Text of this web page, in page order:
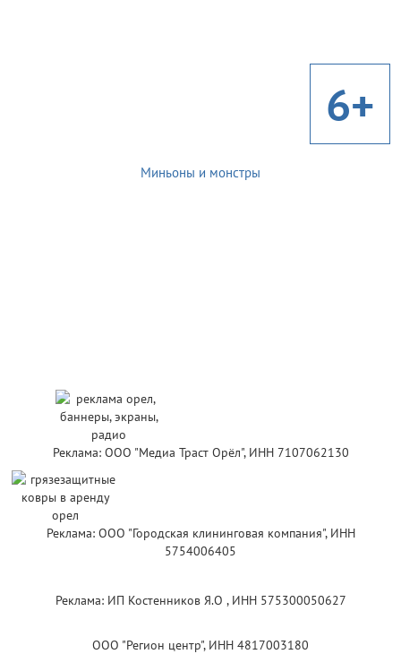
6+
Миньоны и монстры
Реклама: ООО "Медиа Траст Орёл", ИНН 7107062130
Реклама: ООО "Городская клининговая компания", ИНН
5754006405
Реклама: ИП Костенников Я.О , ИНН 575300050627
ООО "Регион центр", ИНН 4817003180